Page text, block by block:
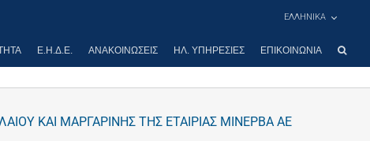
ΕΛΛΗΝΙΚΑ
Ε.Η.Δ.Ε. ΑΝΑΚΟΙΝΏΣΕΙΣ ΗΛ. ΥΠΗΡΕΣΊΕΣ ΕΠΙΚΟΙΝΩΝΊΑ
ΚΑΙ ΜΑΡΓΑΡΙΝΗΣ ΤΗΣ ΕΤΑΙΡΙΑΣ ΜΙΝΕΡΒΑ ΑΕ